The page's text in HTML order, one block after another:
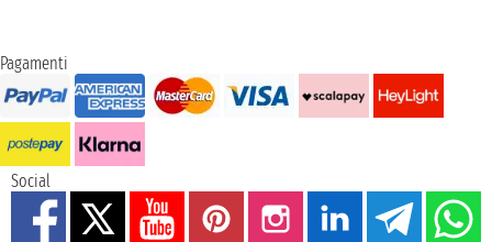
Pagamenti
Social